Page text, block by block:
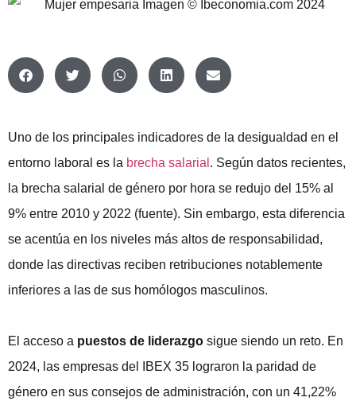
Uno de los principales indicadores de la desigualdad en el
entorno laboral es la brecha salarial . Según datos recientes,
la brecha salarial de género por hora se redujo del 15% al
9% entre 2010 y 2022 (fuente). Sin embargo, esta diferencia
se acentúa en los niveles más altos de responsabilidad,
donde las directivas reciben retribuciones notablemente
inferiores a las de sus homólogos masculinos.
El acceso a puestos de liderazgo sigue siendo un reto. En
2024, las empresas del IBEX 35 lograron la paridad de
género en sus consejos de administración, con un 41,22%